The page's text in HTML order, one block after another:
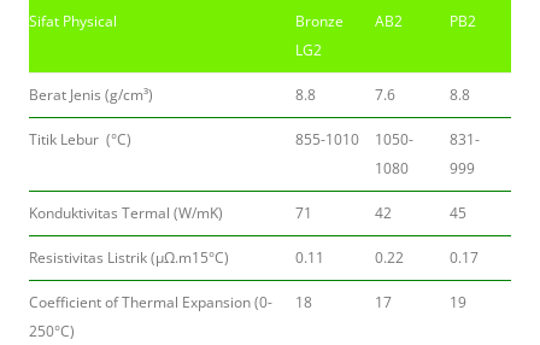
Sifat Physical
Bronze
LG2
AB2 PB2
Berat Jenis (g/cm³) 8.8 7.6 8.8
Titik Lebur (°C) 855-1010
1050-
1080
831-
999
Konduktivitas Termal (W/mK) 71 42 45
Resistivitas Listrik (μΩ.m15°C) 0.11 0.22 0.17
Coefficient of Thermal Expansion (0-
250°C)
18 17 19